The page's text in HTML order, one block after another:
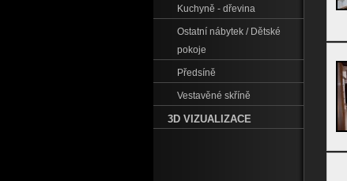
Kuchyně - dřevina
Ostatní nábytek / Dětské
pokoje
Předsíně
Vestavěné skříně
3D VIZUALIZACE